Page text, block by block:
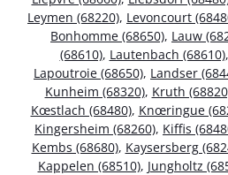
Leymen (68220), Levoncourt
Bonhomme (68650), Lauw
(68610), Lautenbach (68610),
Lapoutroie (68650), Landser
Kunheim (68320), Kruth
Kœstlach (68480), Knœringue
Kingersheim (68260), Kiffis
Kembs (68680), Kaysersberg
Kappelen (68510), Jungholtz